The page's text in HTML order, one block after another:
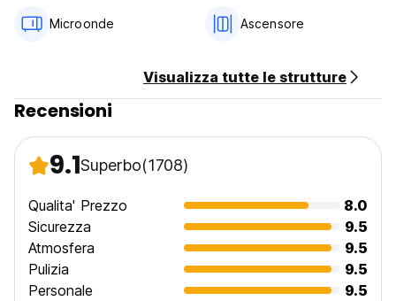
Microonde Ascensore
Visualizza tutte le strutture
Recensioni
9.1Superbo(1708)
Qualita' Prezzo
8.0
Sicurezza
9.5
Atmosfera
9.5
Pulizia
9.5
Personale
9.5